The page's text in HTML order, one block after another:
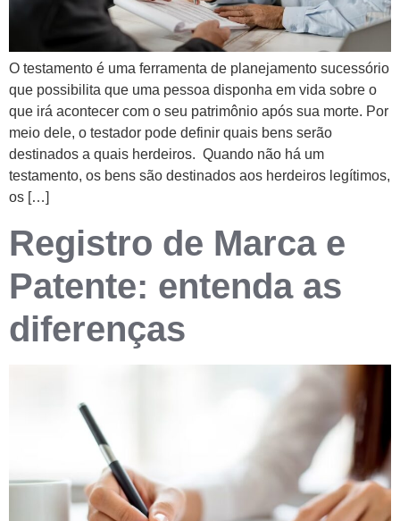
O testamento é uma ferramenta de planejamento sucessório
que possibilita que uma pessoa disponha em vida sobre o
que irá acontecer com o seu patrimônio após sua morte. Por
meio dele, o testador pode definir quais bens serão
destinados a quais herdeiros. Quando não há um
testamento, os bens são destinados aos herdeiros legítimos,
os […]
Registro de Marca e
Patente: entenda as
diferenças